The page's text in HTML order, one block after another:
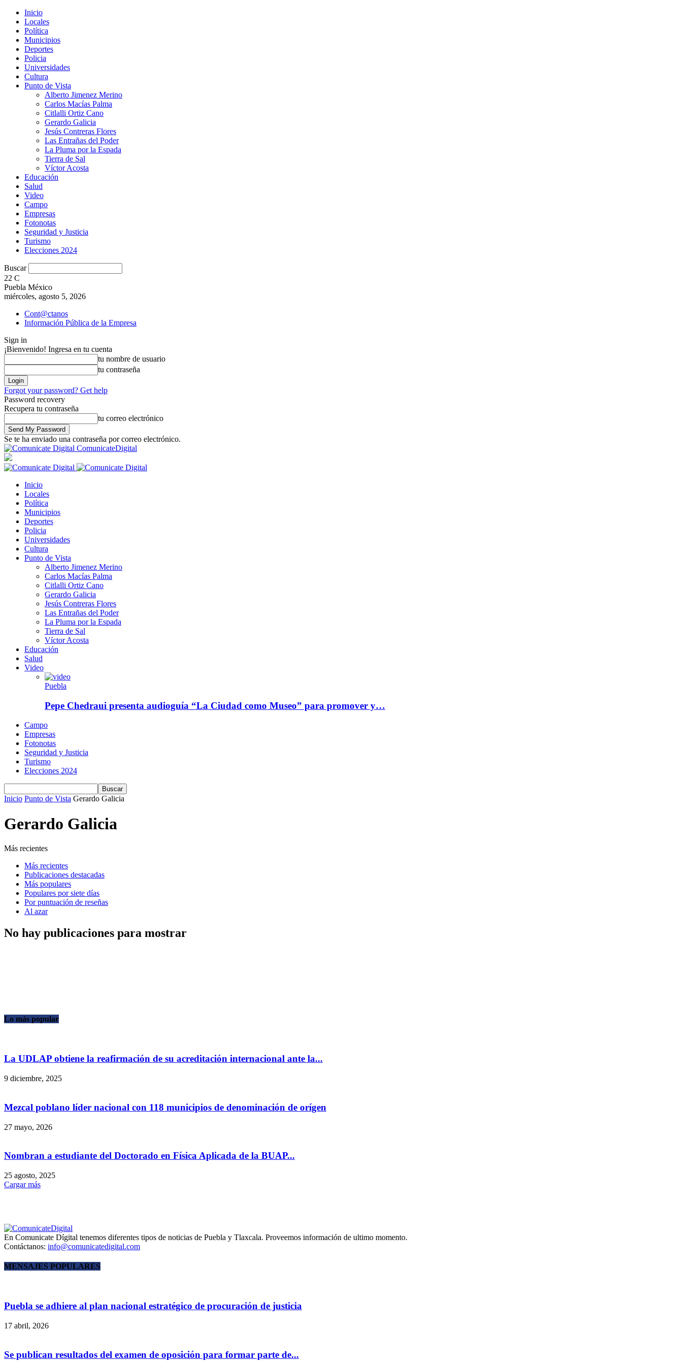
Inicio
Locales
Política
Municipios
Deportes
Policia
Universidades
Cultura
Punto de Vista
Alberto Jimenez Merino
Carlos Macías Palma
Citlalli Ortiz Cano
Gerardo Galicia
Jesús Contreras Flores
Las Entrañas del Poder
La Pluma por la Espada
Tierra de Sal
Víctor Acosta
Educación
Salud
Video
Campo
Empresas
Fotonotas
Seguridad y Justicia
Turismo
Elecciones 2024
Buscar
22 C
Puebla México
miércoles, agosto 5, 2026
Cont@ctanos
Información Pública de la Empresa
Sign in
¡Bienvenido! Ingresa en tu cuenta
tu nombre de usuario
tu contraseña
Forgot your password? Get help
Password recovery
Recupera tu contraseña
tu correo electrónico
Se te ha enviado una contraseña por correo electrónico.
ComunicateDigital
Inicio
Locales
Política
Municipios
Deportes
Policia
Universidades
Cultura
Punto de Vista
Alberto Jimenez Merino
Carlos Macías Palma
Citlalli Ortiz Cano
Gerardo Galicia
Jesús Contreras Flores
Las Entrañas del Poder
La Pluma por la Espada
Tierra de Sal
Víctor Acosta
Educación
Salud
Video
Puebla
Pepe Chedraui presenta audioguía “La Ciudad como Museo” para promover y…
Campo
Empresas
Fotonotas
Seguridad y Justicia
Turismo
Elecciones 2024
Inicio Punto de Vista Gerardo Galicia
Gerardo Galicia
Más recientes
Más recientes
Publicaciones destacadas
Más populares
Populares por siete días
Por puntuación de reseñas
Al azar
No hay publicaciones para mostrar
Lo más popular
La UDLAP obtiene la reafirmación de su acreditación internacional ante la...
9 diciembre, 2025
Mezcal poblano líder nacional con 118 municipios de denominación de orígen
27 mayo, 2026
Nombran a estudiante del Doctorado en Física Aplicada de la BUAP...
25 agosto, 2025
Cargar más
En Comunicate Dígital tenemos diferentes tipos de noticias de Puebla y Tlaxcala. Proveemos información de ultimo momento.
Contáctanos: info@comunicatedigital.com
MENSAJES POPULARES
Puebla se adhiere al plan nacional estratégico de procuración de justicia
17 abril, 2026
Se publican resultados del examen de oposición para formar parte de...